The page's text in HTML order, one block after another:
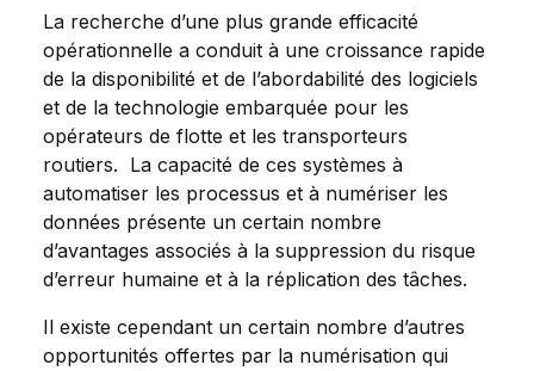
La recherche d’une plus grande efficacité
opérationnelle a conduit à une croissance rapide
de la disponibilité et de l’abordabilité des logiciels
et de la technologie embarquée pour les
opérateurs de flotte et les transporteurs
routiers. La capacité de ces systèmes à
automatiser les processus et à numériser les
données présente un certain nombre
d’avantages associés à la suppression du risque
d’erreur humaine et à la réplication des tâches.
Il existe cependant un certain nombre d’autres
opportunités offertes par la numérisation qui